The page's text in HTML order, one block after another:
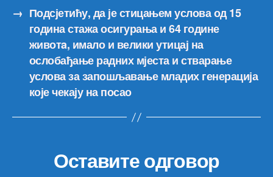
→ Подсјетићу, да је стицањем услова од 15
година стажа осигурања и 64 године
животa, имало и велики утицај на
ослобађање радних мјеста и стварање
услова за запошљавање младих генерација
које чекају на посао
Оставите одговор